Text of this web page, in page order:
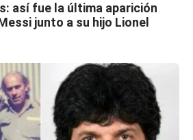
así fue la última aparición
junto a su hijo Lionel